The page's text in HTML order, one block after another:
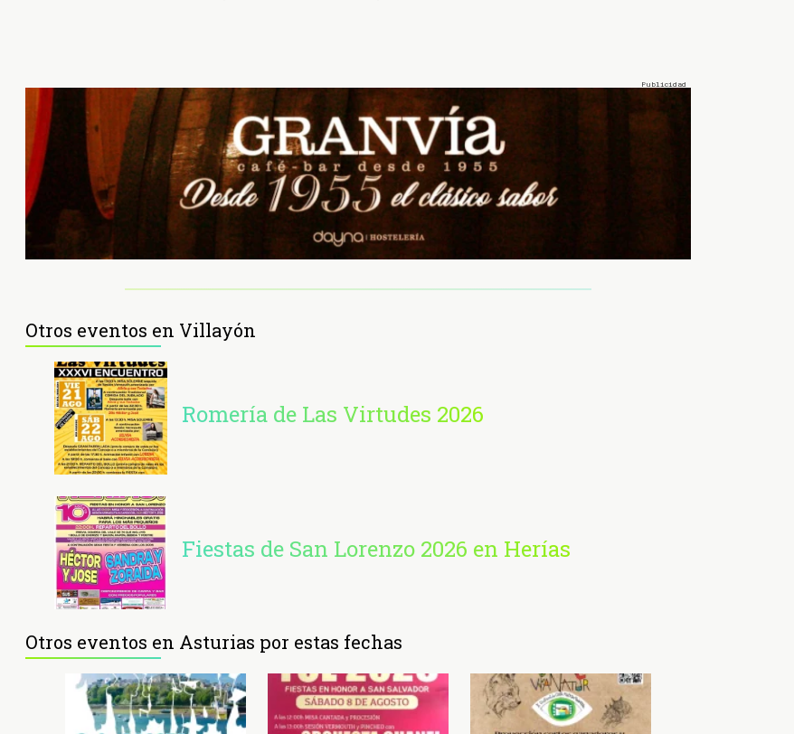
Otros eventos en Villayón
Romería de Las Virtudes 2026
Fiestas de San Lorenzo 2026 en Herías
Otros eventos en Asturias por estas fechas